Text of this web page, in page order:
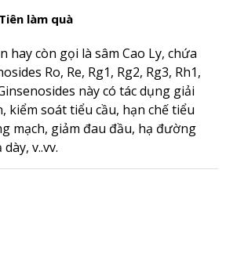
làm quà
hay còn gọi là sâm Cao Ly, chứa
Ro, Re, Rg1, Rg2, Rg3, Rh1,
này có tác dụng giải
kiểm soát tiểu cầu, hạn chế tiểu
mạch, giảm đau đầu, hạ đường
v..vv.